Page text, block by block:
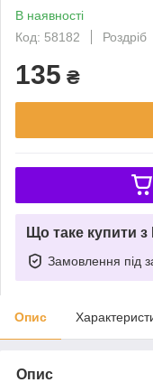
В наявності
Код: 58182
Роздріб
135 ₴
Що таке купити
Замовлення під
Опис
Опис